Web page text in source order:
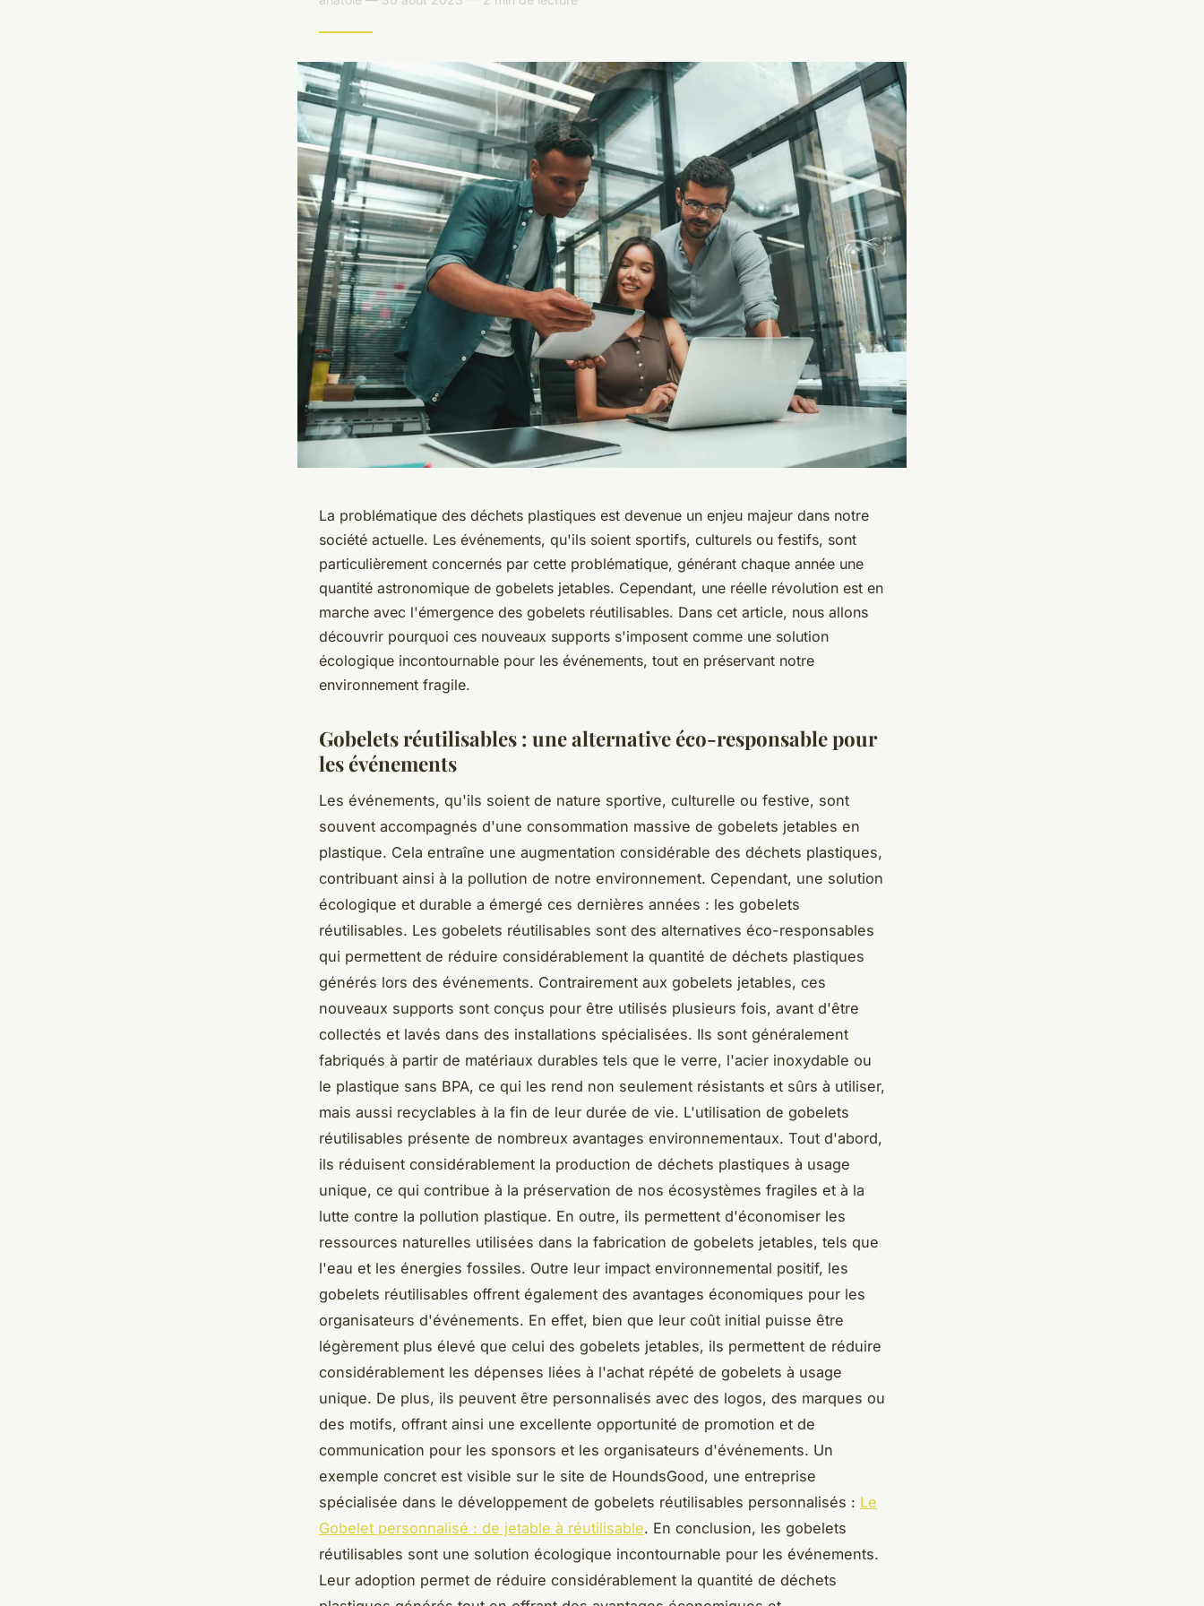
La problématique des déchets plastiques est devenue un enjeu majeur dans notre
société actuelle. Les événements, qu'ils soient sportifs, culturels ou festifs, sont
particulièrement concernés par cette problématique, générant chaque année une
quantité astronomique de gobelets jetables. Cependant, une réelle révolution est en
marche avec l'émergence des gobelets réutilisables. Dans cet article, nous allons
découvrir pourquoi ces nouveaux supports s'imposent comme une solution
écologique incontournable pour les événements, tout en préservant notre
environnement fragile.
Gobelets réutilisables : une alternative éco-responsable pour
les événements
Les événements, qu'ils soient de nature sportive, culturelle ou festive, sont
souvent accompagnés d'une consommation massive de gobelets jetables en
plastique. Cela entraîne une augmentation considérable des déchets plastiques,
contribuant ainsi à la pollution de notre environnement. Cependant, une solution
écologique et durable a émergé ces dernières années : les gobelets
réutilisables. Les gobelets réutilisables sont des alternatives éco-responsables
qui permettent de réduire considérablement la quantité de déchets plastiques
générés lors des événements. Contrairement aux gobelets jetables, ces
nouveaux supports sont conçus pour être utilisés plusieurs fois, avant d'être
collectés et lavés dans des installations spécialisées. Ils sont généralement
fabriqués à partir de matériaux durables tels que le verre, l'acier inoxydable ou
le plastique sans BPA, ce qui les rend non seulement résistants et sûrs à utiliser,
mais aussi recyclables à la fin de leur durée de vie. L'utilisation de gobelets
réutilisables présente de nombreux avantages environnementaux. Tout d'abord,
ils réduisent considérablement la production de déchets plastiques à usage
unique, ce qui contribue à la préservation de nos écosystèmes fragiles et à la
lutte contre la pollution plastique. En outre, ils permettent d'économiser les
ressources naturelles utilisées dans la fabrication de gobelets jetables, tels que
l'eau et les énergies fossiles. Outre leur impact environnemental positif, les
gobelets réutilisables offrent également des avantages économiques pour les
organisateurs d'événements. En effet, bien que leur coût initial puisse être
légèrement plus élevé que celui des gobelets jetables, ils permettent de réduire
considérablement les dépenses liées à l'achat répété de gobelets à usage
unique. De plus, ils peuvent être personnalisés avec des logos, des marques ou
des motifs, offrant ainsi une excellente opportunité de promotion et de
communication pour les sponsors et les organisateurs d'événements. Un
exemple concret est visible sur le site de HoundsGood, une entreprise
spécialisée dans le développement de gobelets réutilisables personnalisés : Le
Gobelet personnalisé : de jetable à réutilisable. En conclusion, les gobelets
réutilisables sont une solution écologique incontournable pour les événements.
Leur adoption permet de réduire considérablement la quantité de déchets